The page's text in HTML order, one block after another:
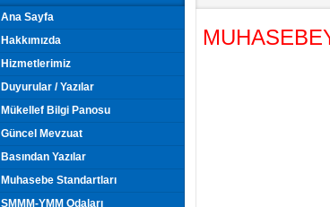
Ana Sayfa
Hakkımızda
Hizmetlerimiz
Duyurular / Yazılar
Mükellef Bilgi Panosu
Güncel Mevzuat
Basından Yazılar
Muhasebe Standartları
SMMM-YMM Odaları